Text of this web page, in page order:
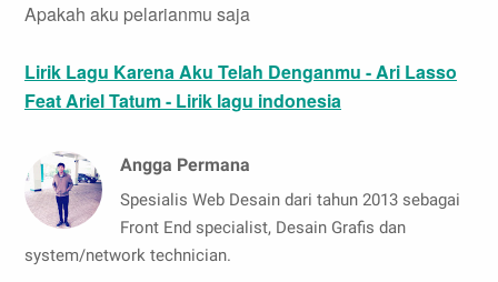
Apakah aku pelarianmu saja
Lirik Lagu Karena Aku Telah Denganmu - Ari Lasso
Feat Ariel Tatum - Lirik lagu indonesia
Angga Permana
Spesialis Web Desain dari tahun 2013 sebagai
Front End specialist, Desain Grafis dan
system/network technician.